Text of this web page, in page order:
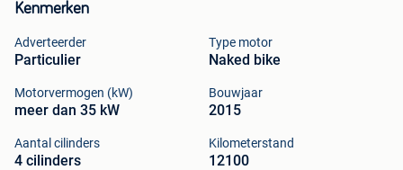
Kenmerken
Adverteerder
Particulier
Type motor
Naked bike
Motorvermogen (kW)
meer dan 35 kW
Bouwjaar
2015
Aantal cilinders
4 cilinders
Kilometerstand
12100